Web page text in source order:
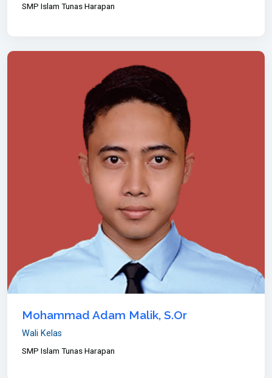
SMP Islam Tunas Harapan
Mohammad Adam Malik, S.Or
Wali Kelas
SMP Islam Tunas Harapan